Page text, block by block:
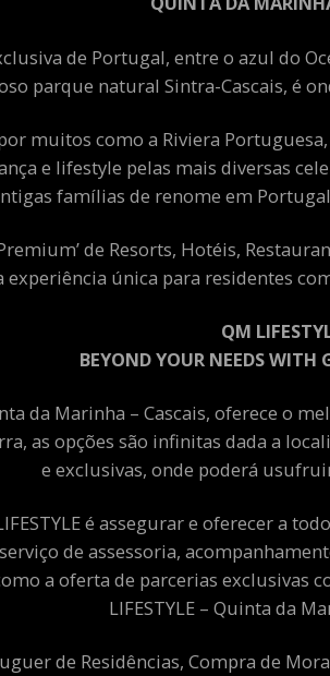
de Portugal, entre o azul do
parque natural Sintra-Cascais, é
muitos como a Riviera
e lifestyle pelas mais diversas
famílias de renome em
de Resorts, Hotéis,
experiência única para residentes
QM
BEYOND YOUR NEEDS WITH
da Marinha – Cascais, oferece o
as opções são infinitas dada a
e exclusivas, onde poderá
é assegurar e oferecer a
de assessoria,
a oferta de parcerias exclusivas
LIFESTYLE – Quinta da
de Residências, Compra de